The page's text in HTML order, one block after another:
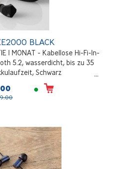
BLACK
1 MONAT - Kabellose Hi-Fi-In-
5.2, wasserdicht, bis zu 35
Schwarz